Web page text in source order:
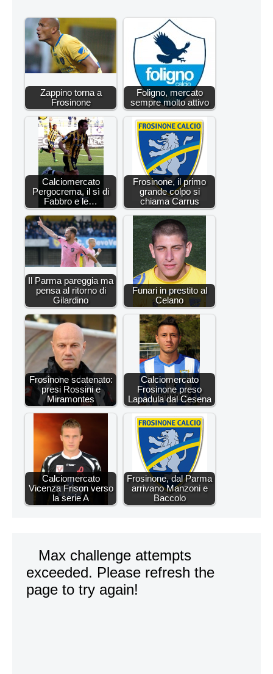
Zappino torna a
Frosinone
Foligno, mercato
sempre molto attivo
Calciomercato
Pergocrema, il sì di
Fabbro e le…
Frosinone, il primo
grande colpo si
chiama Carrus
Il Parma pareggia ma
pensa al ritorno di
Gilardino
Funari in prestito al
Celano
Frosinone scatenato:
presi Rossini e
Miramontes
Calciomercato
Frosinone preso
Lapadula dal Cesena
Calciomercato
Vicenza Frison verso
la serie A
Frosinone, dal Parma
arrivano Manzoni e
Baccolo